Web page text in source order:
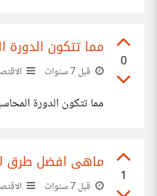
0
مما تتكون
قبل 7 سنوات
مما تتكون الدورة
1
ماهى افضل طرق
قبل 7 سنوات